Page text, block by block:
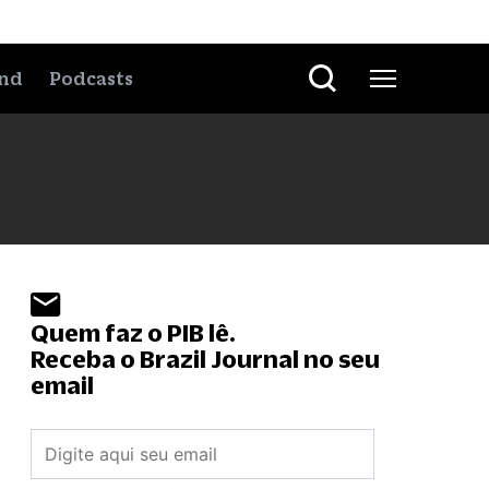
Podcasts
Quem faz o PIB lê.
Receba o Brazil Journal no seu
email